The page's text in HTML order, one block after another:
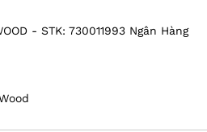
- STK: 730011993 Ngân Hàng